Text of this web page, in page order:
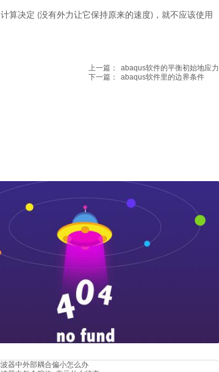
计算决定 (没有外力让它保持原来的速度) ，就不应该使用
上一篇：
abaqus软件的平衡初始地应力
下一篇：
abaqus软件里的边界条件
器中外部耦合偏小怎么办